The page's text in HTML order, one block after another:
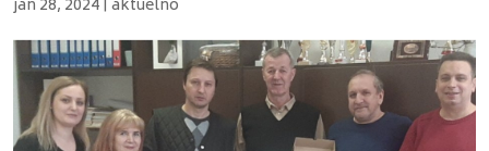
jan 28, 2024| aktuelno